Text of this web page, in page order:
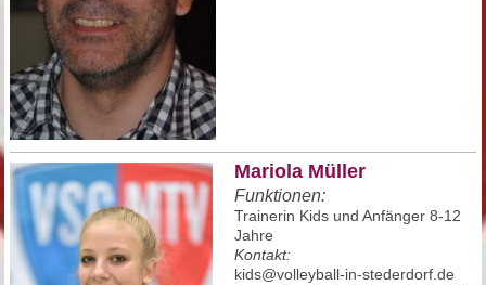
Mariola Müller
Funktionen:
Trainerin Kids und Anfänger 8-12
Jahre
Kontakt:
kids@volleyball-in-stederdorf.de